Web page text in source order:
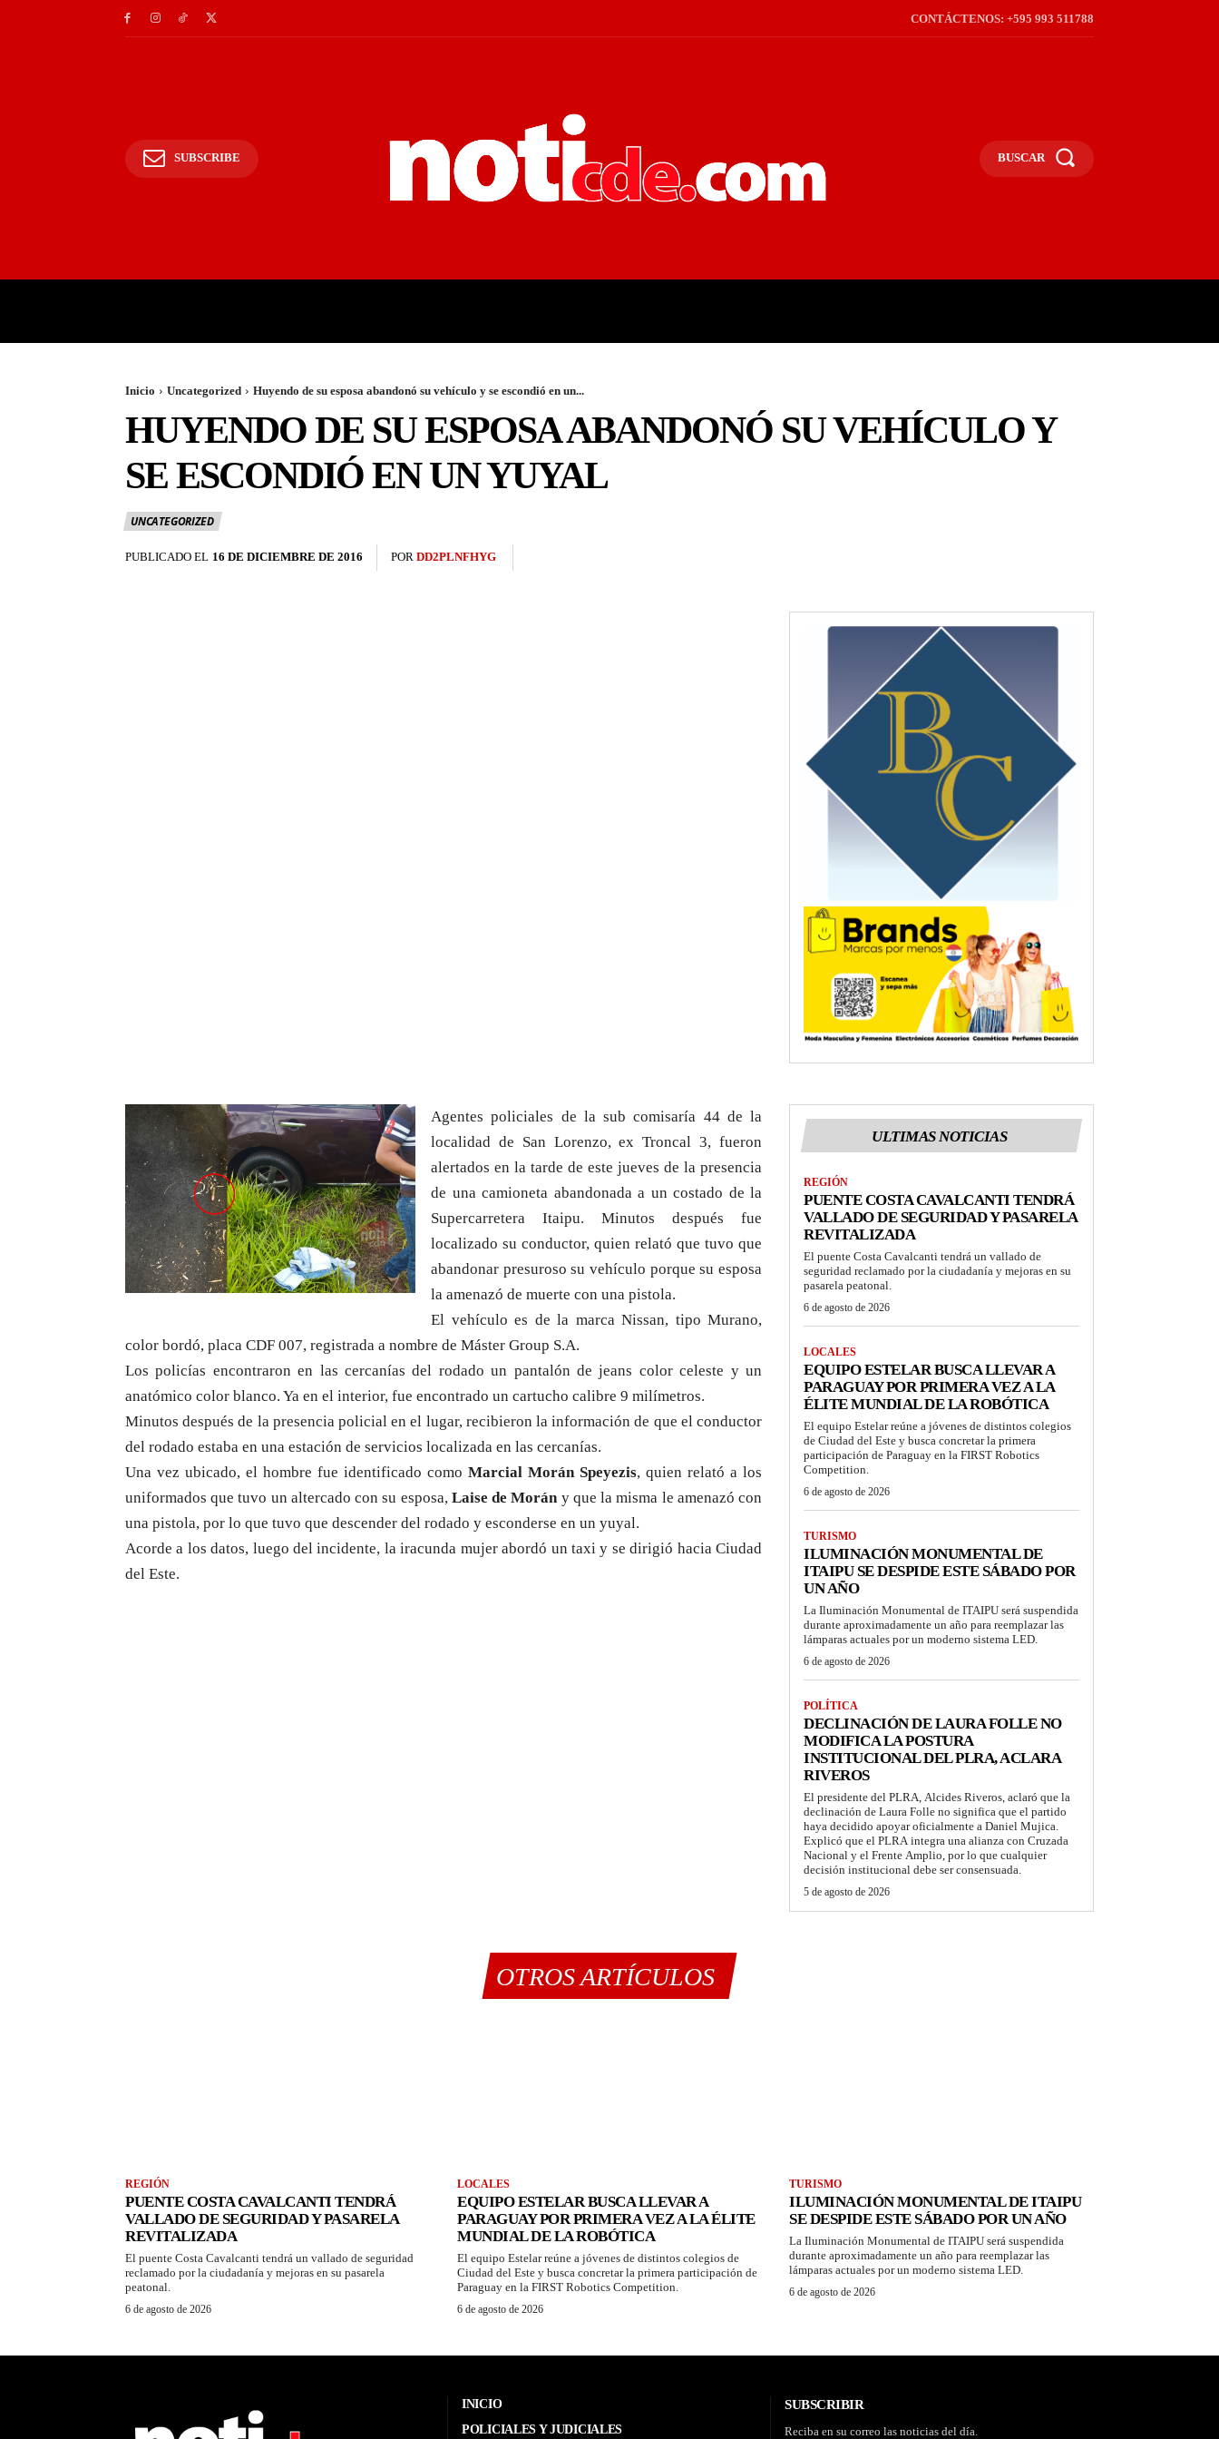
CONTÁCTENOS: +595 993 511788
SUBSCRIBE BUSCAR
Inicio Uncategorized Huyendo de su esposa abandonó su vehículo y se escondió en un...
HUYENDO DE SU ESPOSA ABANDONÓ SU VEHÍCULO Y
SE ESCONDIÓ EN UN YUYAL
UNCATEGORIZED
PUBLICADO EL 16 DE DICIEMBRE DE 2016 POR DD2PLNFHYG
Agentes policiales de la sub comisaría 44 de la
localidad de San Lorenzo, ex Troncal 3, fueron
alertados en la tarde de este jueves de la presencia
de una camioneta abandonada a un costado de la
Supercarretera Itaipu. Minutos después fue
localizado su conductor, quien relató que tuvo que
abandonar presuroso su vehículo porque su esposa
la amenazó de muerte con una pistola.
El vehículo es de la marca Nissan, tipo Murano,
color bordó, placa CDF 007, registrada a nombre de Máster Group S.A.
Los policías encontraron en las cercanías del rodado un pantalón de jeans color celeste y un
anatómico color blanco. Ya en el interior, fue encontrado un cartucho calibre 9 milímetros.
Minutos después de la presencia policial en el lugar, recibieron la información de que el conductor
del rodado estaba en una estación de servicios localizada en las cercanías.
Una vez ubicado, el hombre fue identificado como Marcial Morán Speyezis, quien relató a los
uniformados que tuvo un altercado con su esposa, Laise de Morány que la misma le amenazó con
una pistola, por lo que tuvo que descender del rodado y esconderse en un yuyal.
Acorde a los datos, luego del incidente, la iracunda mujer abordó un taxi y se dirigió hacia Ciudad
del Este.
ULTIMAS NOTICIAS
REGIÓN
PUENTE COSTA CAVALCANTI TENDRÁ
VALLADO DE SEGURIDAD Y PASARELA
REVITALIZADA
El puente Costa Cavalcanti tendrá un vallado de
seguridad reclamado por la ciudadanía y mejoras en su
pasarela peatonal.
6 de agosto de 2026
LOCALES
EQUIPO ESTELAR BUSCA LLEVAR A
PARAGUAY POR PRIMERA VEZ A LA
ÉLITE MUNDIAL DE LA ROBÓTICA
El equipo Estelar reúne a jóvenes de distintos colegios
de Ciudad del Este y busca concretar la primera
participación de Paraguay en la FIRST Robotics
Competition.
6 de agosto de 2026
TURISMO
ILUMINACIÓN MONUMENTAL DE
ITAIPU SE DESPIDE ESTE SÁBADO POR
UN AÑO
La Iluminación Monumental de ITAIPU será suspendida
durante aproximadamente un año para reemplazar las
lámparas actuales por un moderno sistema LED.
6 de agosto de 2026
POLÍTICA
DECLINACIÓN DE LAURA FOLLE NO
MODIFICA LA POSTURA
INSTITUCIONAL DEL PLRA, ACLARA
RIVEROS
El presidente del PLRA, Alcides Riveros, aclaró que la
declinación de Laura Folle no significa que el partido
haya decidido apoyar oficialmente a Daniel Mujica.
Explicó que el PLRA integra una alianza con Cruzada
Nacional y el Frente Amplio, por lo que cualquier
decisión institucional debe ser consensuada.
5 de agosto de 2026
OTROS ARTÍCULOS
REGIÓN
PUENTE COSTA CAVALCANTI TENDRÁ
VALLADO DE SEGURIDAD Y PASARELA
REVITALIZADA
El puente Costa Cavalcanti tendrá un vallado de seguridad
reclamado por la ciudadanía y mejoras en su pasarela
peatonal.
6 de agosto de 2026
LOCALES
EQUIPO ESTELAR BUSCA LLEVAR A
PARAGUAY POR PRIMERA VEZ A LA ÉLITE
MUNDIAL DE LA ROBÓTICA
El equipo Estelar reúne a jóvenes de distintos colegios de
Ciudad del Este y busca concretar la primera participación de
Paraguay en la FIRST Robotics Competition.
6 de agosto de 2026
TURISMO
ILUMINACIÓN MONUMENTAL DE ITAIPU
SE DESPIDE ESTE SÁBADO POR UN AÑO
La Iluminación Monumental de ITAIPU será suspendida
durante aproximadamente un año para reemplazar las
lámparas actuales por un moderno sistema LED.
6 de agosto de 2026
INICIO
POLICIALES Y JUDICIALES
SUBSCRIBIR
Reciba en su correo las noticias del día.